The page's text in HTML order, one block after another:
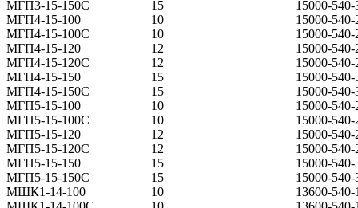
МГП3-15-150С
15
15000-540-
МГП4-15-100
10
15000-540-
МГП4-15-100С
10
15000-540-
МГП4-15-120
12
15000-540-
МГП4-15-120С
12
15000-540-
МГП4-15-150
15
15000-540-
МГП4-15-150С
15
15000-540-
МГП5-15-100
10
15000-540-
МГП5-15-100С
10
15000-540-
МГП5-15-120
12
15000-540-
МГП5-15-120С
12
15000-540-
МГП5-15-150
15
15000-540-
МГП5-15-150С
15
15000-540-
МШК1-14-100
10
13600-540-